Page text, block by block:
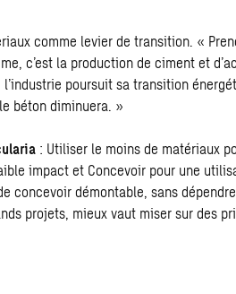
comme levier de transition. «
c’est la production de ciment et
poursuit sa transition
béton diminuera. »
: Utiliser le moins de matériaux
impact et Concevoir pour une
concevoir démontable, sans
projets, mieux vaut miser sur des